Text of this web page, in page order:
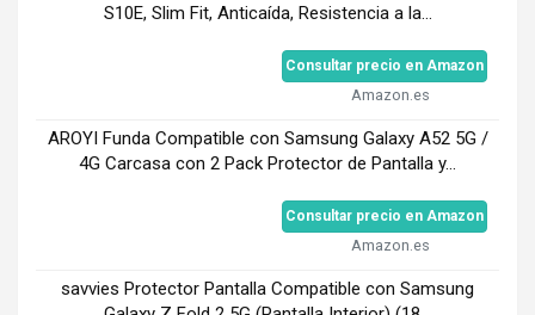
S10E, Slim Fit, Anticaída, Resistencia a la...
Consultar precio en Amazon
Amazon.es
AROYI Funda Compatible con Samsung Galaxy A52 5G /
4G Carcasa con 2 Pack Protector de Pantalla y...
Consultar precio en Amazon
Amazon.es
savvies Protector Pantalla Compatible con Samsung